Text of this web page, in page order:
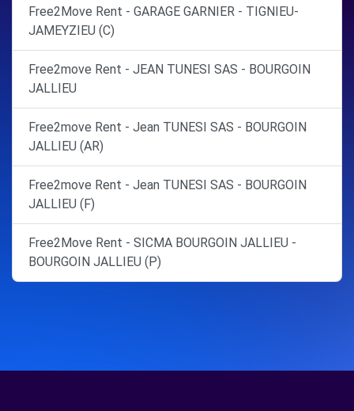
Free2Move Rent - GARAGE GARNIER - TIGNIEU-
JAMEYZIEU (C)
Free2move Rent - JEAN TUNESI SAS - BOURGOIN
JALLIEU
Free2move Rent - Jean TUNESI SAS - BOURGOIN
JALLIEU (AR)
Free2move Rent - Jean TUNESI SAS - BOURGOIN
JALLIEU (F)
Free2Move Rent - SICMA BOURGOIN JALLIEU -
BOURGOIN JALLIEU (P)